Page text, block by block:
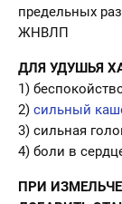
предельных
ЖНВЛП
ДЛЯ УДУШЬЯ
1)
2) сильный
3) сильная
4) боли в
ПРИ